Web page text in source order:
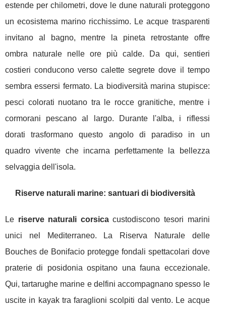
estende per chilometri, dove le dune naturali proteggono
un ecosistema marino ricchissimo. Le acque trasparenti
invitano al bagno, mentre la pineta retrostante offre
ombra naturale nelle ore più calde. Da qui, sentieri
costieri conducono verso calette segrete dove il tempo
sembra essersi fermato. La biodiversità marina stupisce:
pesci colorati nuotano tra le rocce granitiche, mentre i
cormorani pescano al largo. Durante l'alba, i riflessi
dorati trasformano questo angolo di paradiso in un
quadro vivente che incarna perfettamente la bellezza
selvaggia dell'isola.
Riserve naturali marine: santuari di biodiversità
Le riserve naturali corsicacustodiscono tesori marini
unici nel Mediterraneo. La Riserva Naturale delle
Bouches de Bonifacio protegge fondali spettacolari dove
praterie di posidonia ospitano una fauna eccezionale.
Qui, tartarughe marine e delfini accompagnano spesso le
uscite in kayak tra faraglioni scolpiti dal vento. Le acque